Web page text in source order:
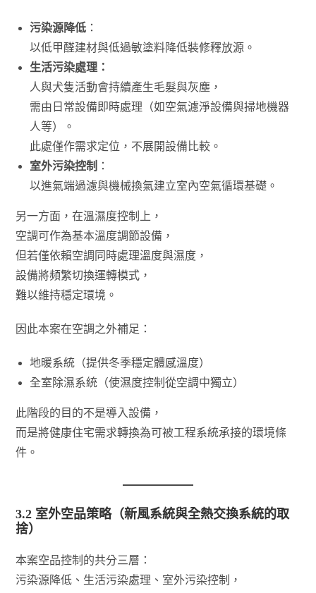
污染源降低 ：
以低甲醛建材與低過敏塗料降低裝修釋放源。
生活污染處理：
人與犬隻活動會持續產生毛髮與灰塵，
需由日常設備即時處理（如空氣濾淨設備與掃地機器
人等）。
此處僅作需求定位，不展開設備比較。
室外污染控制 ：
以進氣端過濾與機械換氣建立室內空氣循環基礎。
另一方面，在溫濕度控制上，
空調可作為基本溫度調節設備，
但若僅依賴空調同時處理溫度與濕度，
設備將頻繁切換運轉模式，
難以維持穩定環境。
因此本案在空調之外補足：
地暖系統（提供冬季穩定體感溫度）
全室除濕系統（使濕度控制從空調中獨立）
此階段的目的不是導入設備，
而是將健康住宅需求轉換為可被工程系統承接的環境條
件。
3.2 室外空品策略（新風系統與全熱交換系統的取
捨）
本案空品控制的共分三層：
污染源降低、生活污染處理、室外污染控制，